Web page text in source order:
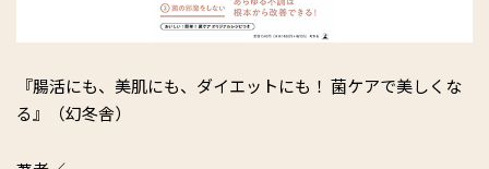
『腸活にも、美肌にも、ダイエットにも！ 菌ケアで美しくな
る』（幻冬舎）